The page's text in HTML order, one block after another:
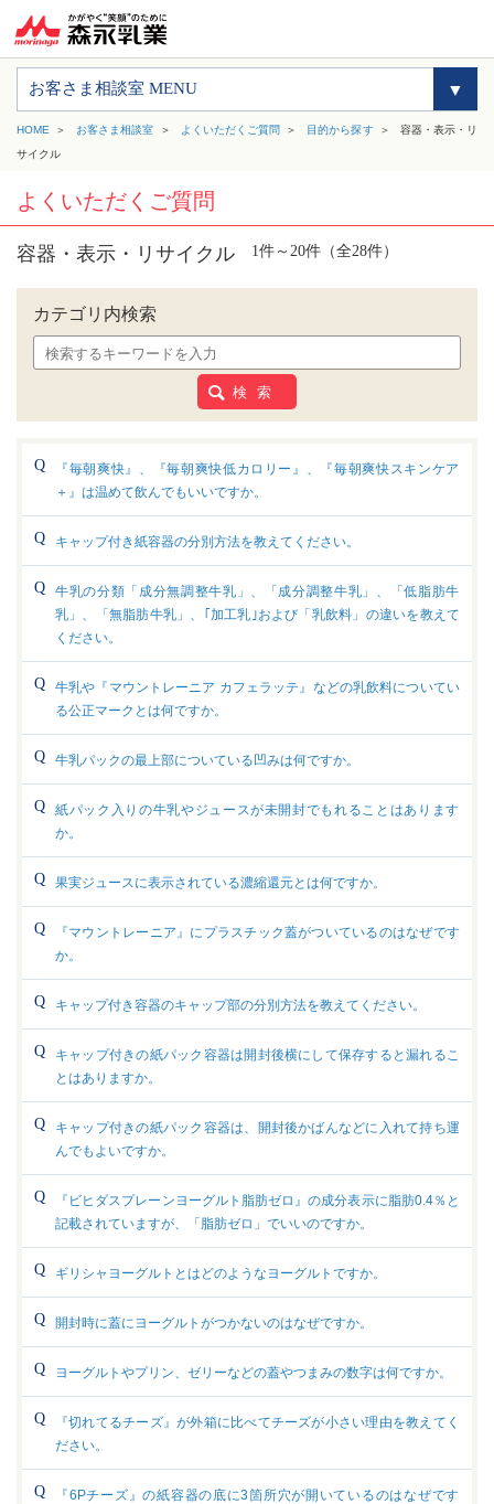
お客さま相談室 MENU
HOME お客さま相談室 よくいただくご質問 目的から探す
容器・表示・リ
サイクル
よくいただくご質問
容器・表示・リサイクル 1件～20件（全28件）
カテゴリ内検索
検 索
『毎朝爽快』、『毎朝爽快低カロリー』、『毎朝爽快スキンケア
＋』は温めて飲んでもいいですか。
キャップ付き紙容器の分別方法を教えてください。
牛乳の分類「成分無調整牛乳」、「成分調整牛乳」、「低脂肪牛
乳」、「無脂肪牛乳」、｢加工乳｣および「乳飲料」の違いを教えて
ください。
牛乳や『マウントレーニア カフェラッテ』などの乳飲料についてい
る公正マークとは何ですか。
牛乳パックの最上部についている凹みは何ですか。
紙パック入りの牛乳やジュースが未開封でもれることはあります
か。
果実ジュースに表示されている濃縮還元とは何ですか。
『マウントレーニア』にプラスチック蓋がついているのはなぜです
か。
キャップ付き容器のキャップ部の分別方法を教えてください。
キャップ付きの紙パック容器は開封後横にして保存すると漏れるこ
とはありますか。
キャップ付きの紙パック容器は、開封後かばんなどに入れて持ち運
んでもよいですか。
『ビヒダスプレーンヨーグルト脂肪ゼロ』の成分表示に脂肪0.4％と
記載されていますが、「脂肪ゼロ」でいいのですか。
ギリシャヨーグルトとはどのようなヨーグルトですか。
開封時に蓋にヨーグルトがつかないのはなぜですか。
ヨーグルトやプリン、ゼリーなどの蓋やつまみの数字は何ですか。
『切れてるチーズ』が外箱に比べてチーズが小さい理由を教えてく
ださい。
『6Pチーズ』の紙容器の底に3箇所穴が開いているのはなぜです